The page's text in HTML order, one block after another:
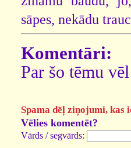
sāpes, nekādu
Komentāri:
Par šo tēmu
Spama dēļ ziņojumi, kas
Vēlies komentēt?
Vārds / segvārds: